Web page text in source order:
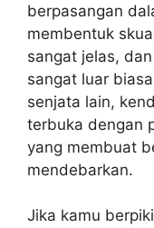
berpasangan
membentuk
sangat jelas,
sangat luar
senjata lain,
terbuka dengan
yang membuat
mendebarkan.
Jika kamu